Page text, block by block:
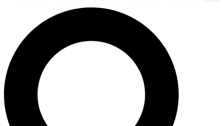
🎟 Karten bestellen